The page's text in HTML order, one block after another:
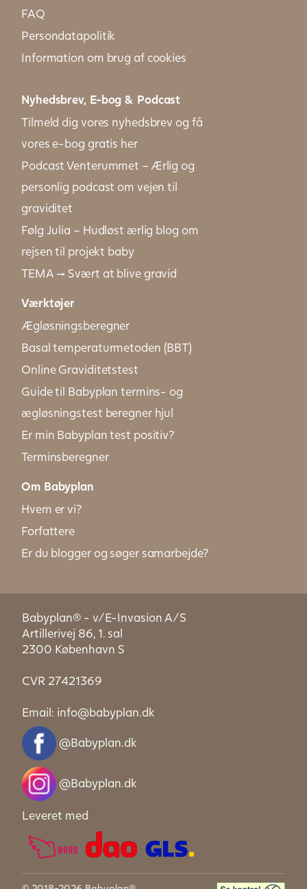
FAQ
Persondatapolitik
Information om brug af cookies
Nyhedsbrev, E-bog & Podcast
Tilmeld dig vores nyhedsbrev og få
vores e-bog gratis her
Podcast Venterummet – Ærlig og
personlig podcast om vejen til
graviditet
Følg Julia – Hudløst ærlig blog om
rejsen til projekt baby
TEMA → Svært at blive gravid
Værktøjer
Ægløsningsberegner
Basal temperaturmetoden (BBT)
Online Graviditetstest
Guide til Babyplan termins- og
ægløsningstest beregner hjul
Er min Babyplan test positiv?
Terminsberegner
Om Babyplan
Hvem er vi?
Forfattere
Er du blogger og søger samarbejde?
Babyplan® - v/E-Invasion A/S
Artillerivej 86, 1. sal
2300 København S
CVR 27421369
Email: info@babyplan.dk
@Babyplan.dk
@Babyplan.dk
Leveret med